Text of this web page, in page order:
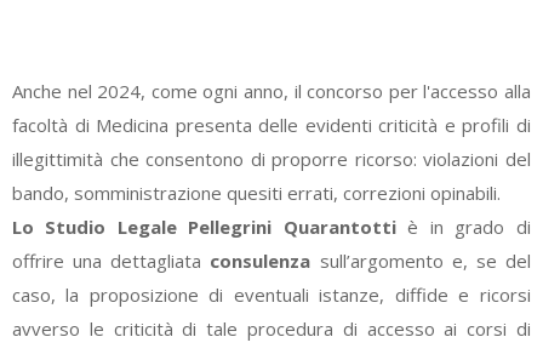
Anche nel 2024, come ogni anno, il concorso per l'accesso alla
facoltà di Medicina presenta delle evidenti criticità e profili di
illegittimità che consentono di proporre ricorso: violazioni del
bando, somministrazione quesiti errati, correzioni opinabili.
Lo Studio Legale Pellegrini Quarantottiè in grado di
offrire una dettagliata consulenza sull’argomento e, se del
caso, la proposizione di eventuali istanze, diffide e ricorsi
avverso le criticità di tale procedura di accesso ai corsi di